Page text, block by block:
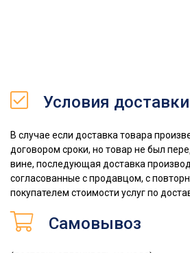
Условия доставки
В случае если доставка товара
договором сроки, но товар не был
вине, последующая доставка
согласованные с продавцом, с
покупателем стоимости услуг по
Самовывоз